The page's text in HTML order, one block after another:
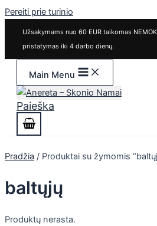
Pereiti prie turinio
Užsakymams nuo 60 EUR taikomas
pristatymas iki 4 darbo dienų.
Main Menu
Paieška
Pradžia / Produktai su žymomis
baltųjų
Produktų nerasta.